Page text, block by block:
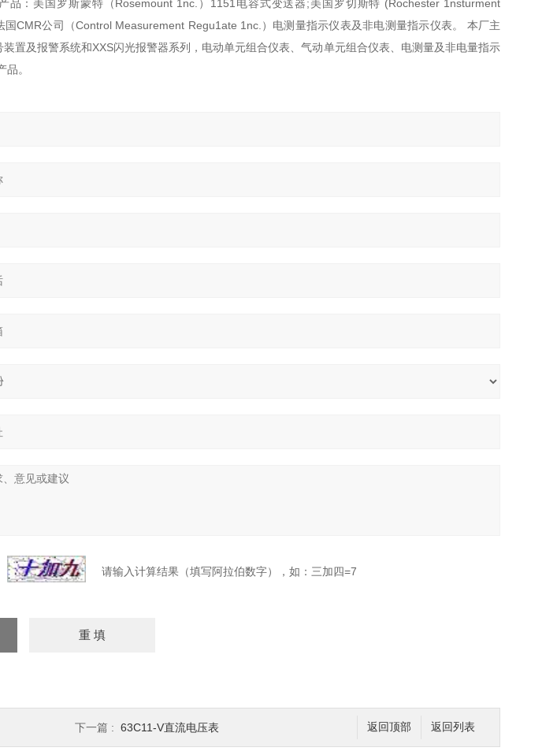
品：美国罗斯蒙特（Rosemount 1nc.）1151电容式变送器;美国罗切斯特 (Rochester 1nsturment
CMR公司（Control Measurement Regu1ate 1nc.）电测量指示仪表及非电测量指示仪表。 本厂主
置及报警系统和XXS闪光报警器系列，电动单元组合仪表、气动单元组合仪表、电测量及非电量指示
。
请输入计算结果（填写阿拉伯数字），如：三加四=7
返回列表
返回顶部
下一篇 : 63C11-V直流电压表